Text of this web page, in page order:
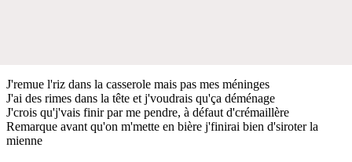
J'remue l'riz dans la casserole mais pas mes méninges
J'ai des rimes dans la tête et j'voudrais qu'ça déménage
J'crois qu'j'vais finir par me pendre, à défaut d'crémaillère
Remarque avant qu'on m'mette en bière j'finirai bien d'siroter la
mienne